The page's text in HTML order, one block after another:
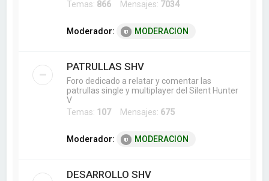
Temas: 866 Mensajes: 7034
Moderador: MODERACION
PATRULLAS SHV
Foro dedicado a relatar y comentar las
patrullas single y multiplayer del Silent Hunter
V
Temas: 107Mensajes: 675
Moderador: MODERACION
DESARROLLO SHV